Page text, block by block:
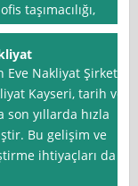
taşımacılığı,
Eve Nakliyat Şirketi:
Kayseri, tarih ve
son yıllarda hızla
Bu gelişim ve
ihtiyaçları da